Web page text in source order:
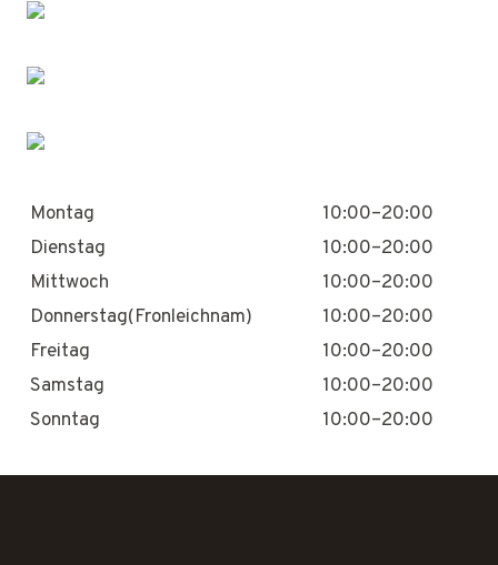
Montag
10:00–20:00
Dienstag
10:00–20:00
Mittwoch
10:00–20:00
Donnerstag(Fronleichnam)
10:00–20:00
Freitag
10:00–20:00
Samstag
10:00–20:00
Sonntag
10:00–20:00